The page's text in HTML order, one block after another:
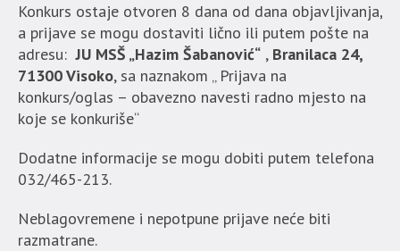
Konkurs ostaje otvoren 8 dana od dana objavljivanja,
a prijave se mogu dostaviti lično ili putem pošte na
adresu:JU MSŠ „Hazim Šabanović“ , Branilaca 24,
71300 Visoko, sa naznakom „ Prijava na
konkurs/oglas – obavezno navesti radno mjesto na
koje se konkuriše“
Dodatne informacije se mogu dobiti putem telefona
032/465-213.
Neblagovremene i nepotpune prijave neće biti
razmatrane.